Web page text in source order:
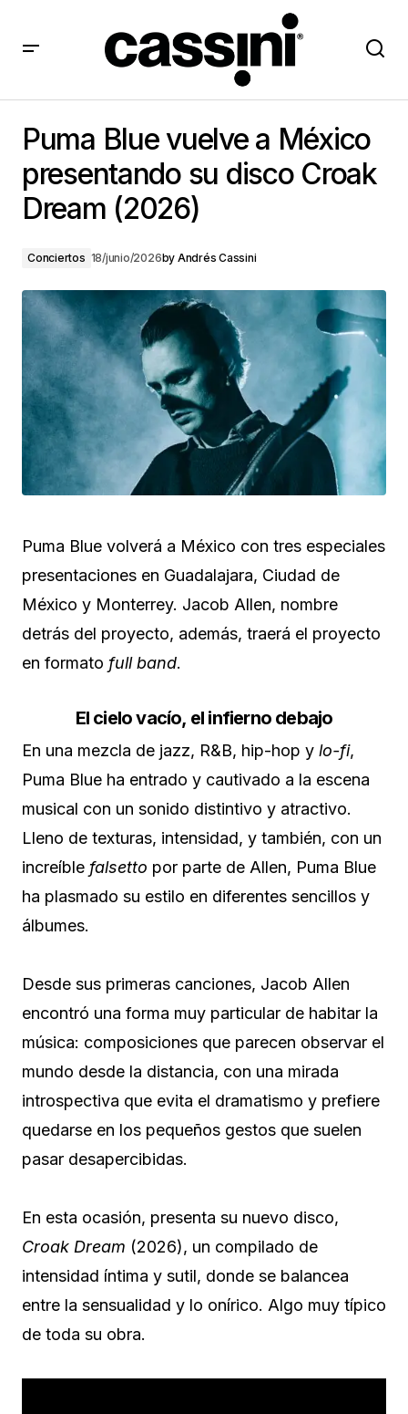
Croak Dream (2026)
Puma Blue vuelve a México
presentando su disco Croak
Dream (2026)
Conciertos 18/junio/2026by Andrés Cassini
Puma Blue volverá a México con tres especiales
presentaciones en Guadalajara, Ciudad de
México y Monterrey. Jacob Allen, nombre
detrás del proyecto, además, traerá el proyecto
en formato full band.
El cielo vacío, el infierno debajo
En una mezcla de jazz, R&B, hip-hop y lo-fi,
Puma Blue ha entrado y cautivado a la escena
musical con un sonido distintivo y atractivo.
Lleno de texturas, intensidad, y también, con un
increíble falsetto por parte de Allen, Puma Blue
ha plasmado su estilo en diferentes sencillos y
álbumes.
Desde sus primeras canciones, Jacob Allen
encontró una forma muy particular de habitar la
música: composiciones que parecen observar el
mundo desde la distancia, con una mirada
introspectiva que evita el dramatismo y prefiere
quedarse en los pequeños gestos que suelen
pasar desapercibidas.
En esta ocasión, presenta su nuevo disco,
Croak Dream (2026), un compilado de
intensidad íntima y sutil, donde se balancea
entre la sensualidad y lo onírico. Algo muy típico
de toda su obra.